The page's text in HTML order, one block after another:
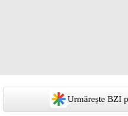
Urmărește BZI